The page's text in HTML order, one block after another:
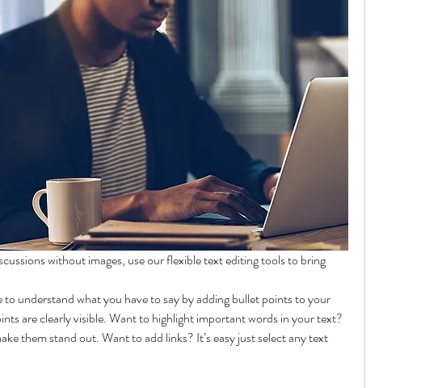
without images, use our flexible text editing tools to bring
to understand what you have to say by adding bullet points to your
are clearly visible. Want to highlight important words in your text?
them stand out. Want to add links? It’s easy just select any text